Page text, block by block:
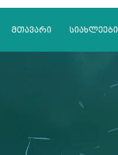
მთავარი სიახლეები